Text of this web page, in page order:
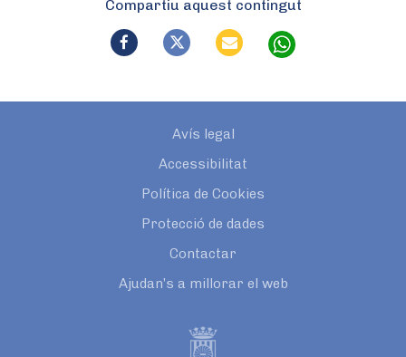
Compartiu aquest contingut
Avís legal
Accessibilitat
Política de Cookies
Protecció de dades
Contactar
Ajudan’s a millorar el web